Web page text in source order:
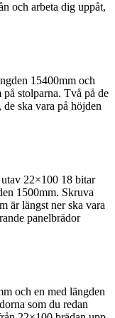
och arbeta dig uppåt,
15400mm och
stolparna. Två på de
ska vara på höjden
22×100 18 bitar
1500mm. Skruva
är längst ner ska vara
panelbrädor
och en med längden
som du redan